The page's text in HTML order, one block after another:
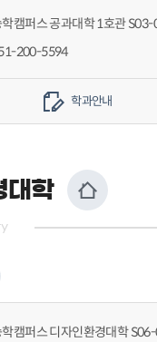
학캠퍼스 공과대학 1호관
200-5594
학과안내
대학
학캠퍼스 디자인환경대학